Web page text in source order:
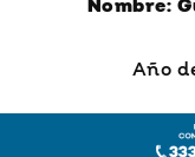
Nombre:
Año